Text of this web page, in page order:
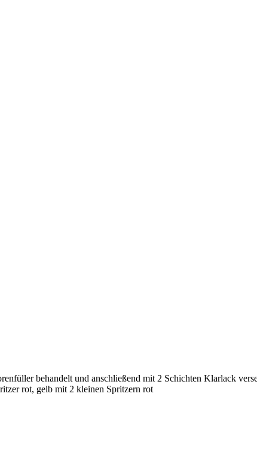
behandelt und anschließend mit 2 Schichten Klarlack
rot, gelb mit 2 kleinen Spritzern rot